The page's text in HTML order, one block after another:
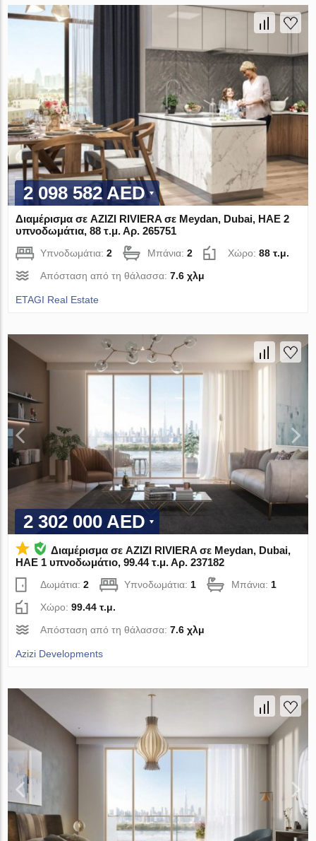
2 098 582 AED
Διαμέρισμα σε AZIZI RIVIERA σε Meydan, Dubai, ΗΑΕ 2
υπνοδωμάτια, 88 τ.μ. Αρ. 265751
Υπνοδωμάτια:2 Μπάνια:2 Χώρο:88 τ.μ.
Απόσταση από τη θάλασσα:7.6 χλμ
ETAGI Real Estate
2 302 000 AED
Διαμέρισμα σε AZIZI RIVIERA σε Meydan, Dubai,
ΗΑΕ 1 υπνοδωμάτιο, 99.44 τ.μ. Αρ. 237182
Δωμάτια:2 Υπνοδωμάτια:1 Μπάνια:1
Χώρο:99.44 τ.μ.
Απόσταση από τη θάλασσα:7.6 χλμ
Azizi Developments